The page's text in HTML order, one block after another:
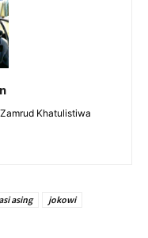
Khatulistiwa
asing
jokowi